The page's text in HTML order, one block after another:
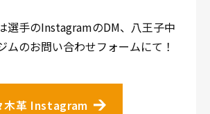
選手のInstagramのDM、八王子中
ムのお問い合わせフォームにて！
木革 Instagram